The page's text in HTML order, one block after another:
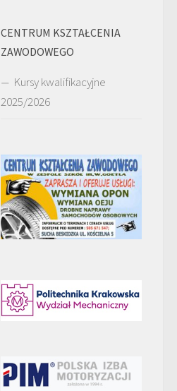
CENTRUM KSZTAŁCENIA
ZAWODOWEGO
Kursy kwalifikacyjne
2025/2026